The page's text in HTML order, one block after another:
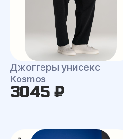
Джоггеры унисекс
Kosmos
3045 ₽